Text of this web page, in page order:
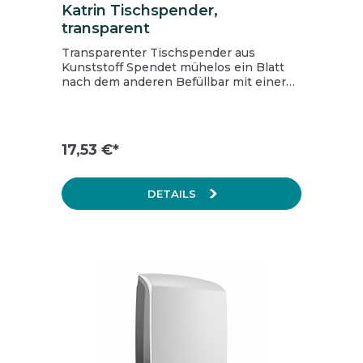
Katrin Tischspender,
transparent
Transparenter Tischspender aus
Kunststoff Spendet mühelos ein Blatt
nach dem anderen Befüllbar mit einer
Büro, Küche oder Restaurant
17,53 €*
DETAILS